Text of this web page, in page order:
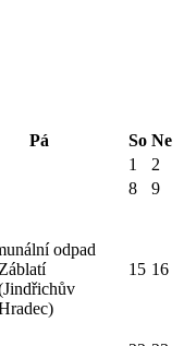
Pá So Ne
1
2
8 9
odpad
Záblatí
15 16